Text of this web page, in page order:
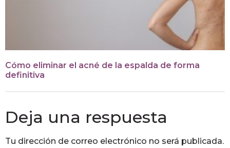
Cómo eliminar el acné de la espalda de forma
definitiva
Deja una respuesta
Tu dirección de correo electrónico no será publicada.